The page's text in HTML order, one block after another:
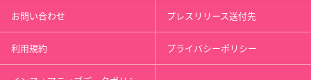
お問い合わせ プレスリリース送付先
利用規約 プライバシーポリシー